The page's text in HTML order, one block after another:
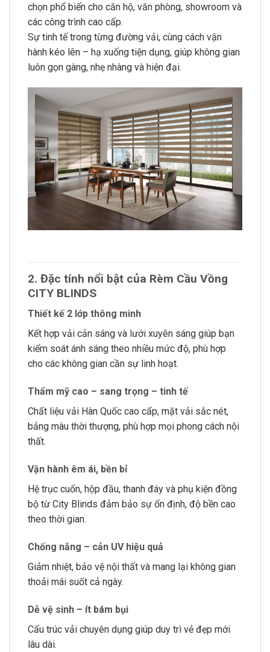
chọn phổ biến cho căn hộ, văn phòng, showroom và
các công trình cao cấp.
Sự tinh tế trong từng đường vải, cùng cách vận
hành kéo lên – hạ xuống tiện dụng, giúp không gian
luôn gọn gàng, nhẹ nhàng và hiện đại.
2. Đặc tính nổi bật của Rèm Cầu Vồng
CITY BLINDS
Thiết kế 2 lớp thông minh
Kết hợp vải cản sáng và lưới xuyên sáng giúp bạn
kiểm soát ánh sáng theo nhiều mức độ, phù hợp
cho các không gian cần sự linh hoạt.
Thẩm mỹ cao – sang trọng – tinh tế
Chất liệu vải Hàn Quốc cao cấp, mặt vải sắc nét,
bảng màu thời thượng, phù hợp mọi phong cách nội
thất.
Vận hành êm ái, bền bỉ
Hệ trục cuốn, hộp đầu, thanh đáy và phụ kiện đồng
bộ từ City Blinds đảm bảo sự ổn định, độ bền cao
theo thời gian.
Chống nắng – cản UV hiệu quả
Giảm nhiệt, bảo vệ nội thất và mang lại không gian
thoải mái suốt cả ngày.
Dễ vệ sinh – ít bám bụi
Cấu trúc vải chuyên dụng giúp duy trì vẻ đẹp mới
lâu dài.